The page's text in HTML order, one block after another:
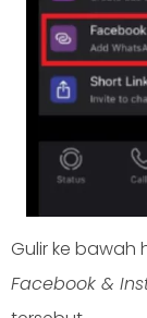
Gulir ke bawah
Facebook &